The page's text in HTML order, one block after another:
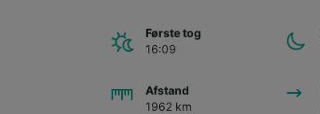
Første tog
16:09
Afstand
1962 km